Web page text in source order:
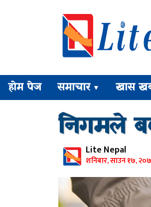
होम पेज समाचार ▼ खास
निगमले
Lite Nepal
शनिबार, साउन १७,